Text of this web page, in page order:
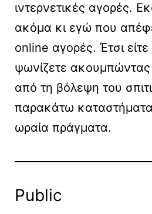
ιντερνετικές αγορές.
ακόμα κι εγώ που
online αγορές. Έτσι
ψωνίζετε ακουμπώντας
από τη βόλεψη του
παρακάτω
ωραία πράγματα.
Public